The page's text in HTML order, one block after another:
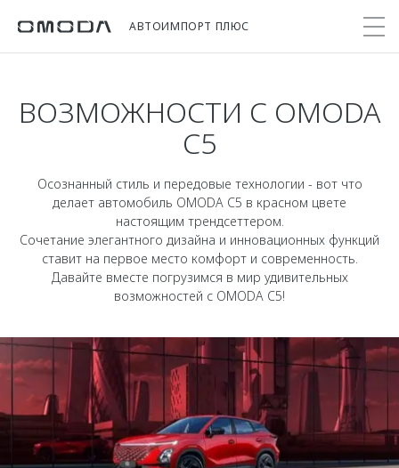
АВТОИМПОРТ ПЛЮС
Модели
от 2 299 000 ₽*
от 2 739 000 ₽*
Покупателям
Сравнить комплектации
Записаться на тест-драйв
Cпецпредложения
Прайс-листы
Кредит и страхование
Кредитные программы
Страхование
Кредитный калькулятор
Владельцам
Записаться на сервис
Кузовной ремонт
Поддержка
Помощь на дороге
Дополнительная техническая поддержка
Руководства по эксплуатации
Клиентская поддержка
O&J Автоклуб
Мир OMODA
Новости
Онлайн-сервисы
Приложение O&J
Клуб владельцев OMODA
Бренд JAECOO
Правовая информация
Обратная связь
ВОЗМОЖНОСТИ С OMODA
C5
Осознанный стиль и передовые технологии - вот что
делает автомобиль OMODA C5 в красном цвете
настоящим трендсеттером.
Сочетание элегантного дизайна и инновационных функций
ставит на первое место комфорт и современность.
Давайте вместе погрузимся в мир удивительных
возможностей с OMODA C5!